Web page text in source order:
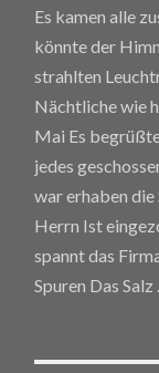
Es kamen alle
könnte der
strahlten
Nächtliche wie
Mai Es
jedes
war erhaben
Herrn Ist
spannt das
Spuren Das Salz